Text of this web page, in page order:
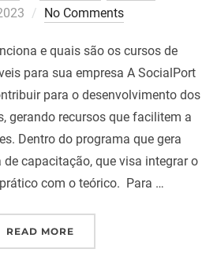
No Comments
e quais são os cursos de
para sua empresa A SocialPort
para o desenvolvimento dos
gerando recursos que facilitem a
Dentro do programa que gera
capacitação, que visa integrar o
com o teórico. Para …
READ MORE